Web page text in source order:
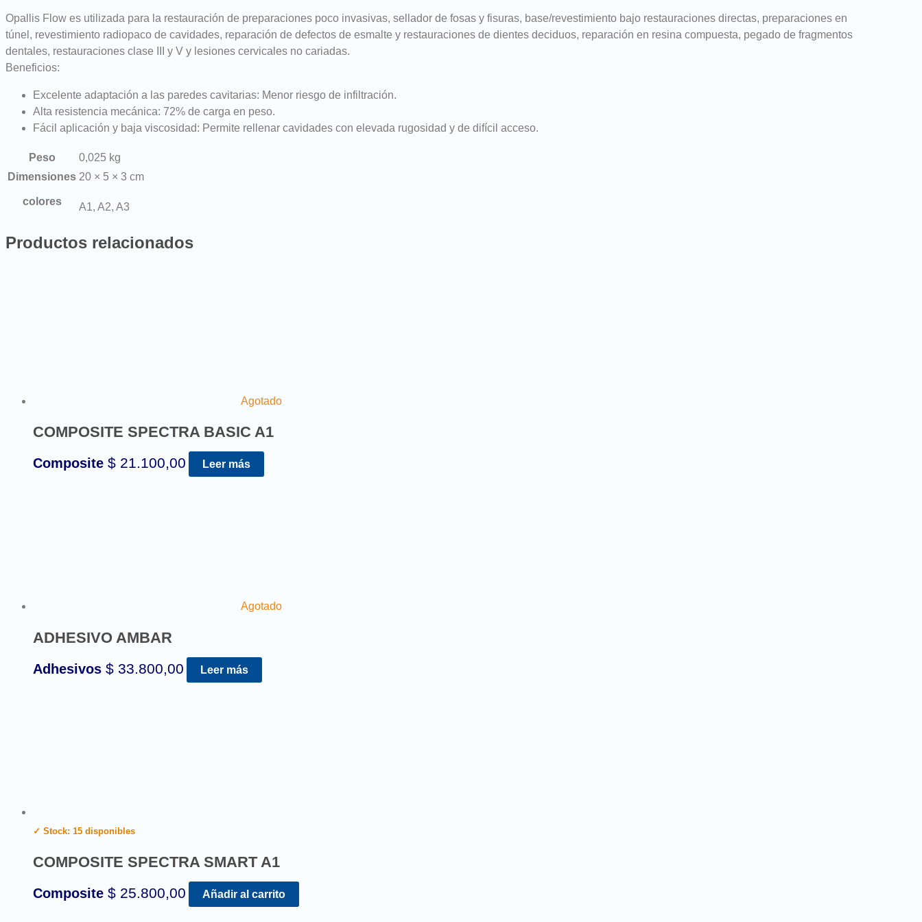
Opallis Flow es utilizada para la restauración de preparaciones poco invasivas, sellador de fosas y fisuras, base/revestimiento bajo restauraciones directas, preparaciones en
túnel, revestimiento radiopaco de cavidades, reparación de defectos de esmalte y restauraciones de dientes deciduos, reparación en resina compuesta, pegado de fragmentos
dentales, restauraciones clase III y V y lesiones cervicales no cariadas.
Beneficios:
Excelente adaptación a las paredes cavitarias: Menor riesgo de infiltración.
Alta resistencia mecánica: 72% de carga en peso.
Fácil aplicación y baja viscosidad: Permite rellenar cavidades con elevada rugosidad y de difícil acceso.
Peso
0,025 kg
Dimensiones 20 × 5 × 3 cm
colores A1, A2, A3
Productos relacionados
Agotado
COMPOSITE SPECTRA BASIC A1
Composite $ 21.100,00 Leer más
Agotado
ADHESIVO AMBAR
Adhesivos $ 33.800,00 Leer más
✓ Stock: 15 disponibles
COMPOSITE SPECTRA SMART A1
Composite $ 25.800,00 Añadir al carrito